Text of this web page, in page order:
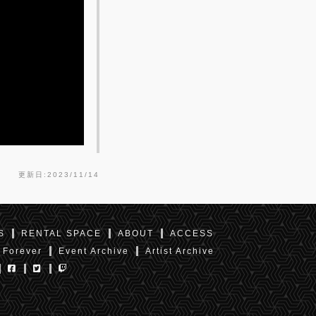
更新日:2023/11/14
RENTAL SPACE ABOUT
ACCESS
Forever
Event Archive Artist Archive